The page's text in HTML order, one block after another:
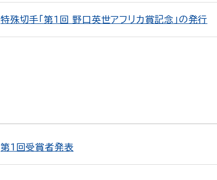
特殊切手「第1回 野口英世アフリカ賞記念」の発行
第1回受賞者発表